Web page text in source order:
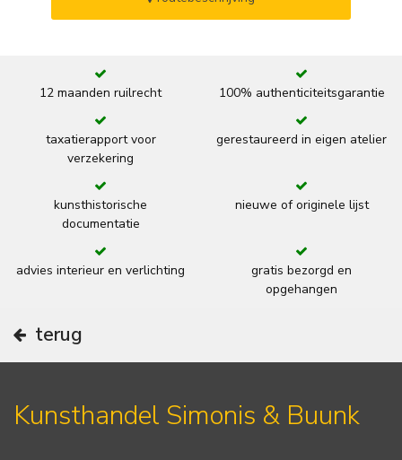
12 maanden ruilrecht 100% authenticiteitsgarantie
taxatierapport voor
verzekering
gerestaureerd in eigen atelier
kunsthistorische
documentatie
nieuwe of originele lijst
advies interieur en verlichting
gratis bezorgd en
opgehangen
terug
Kunsthandel Simonis & Buunk